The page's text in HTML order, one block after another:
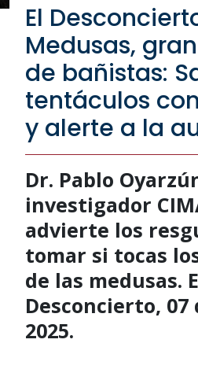
El
Medusas,
de bañistas:
tentáculos
y alerte a la
Dr. Pablo
investigador
advierte los
tomar si tocas
de las medusas.
Desconcierto, 07
2025.